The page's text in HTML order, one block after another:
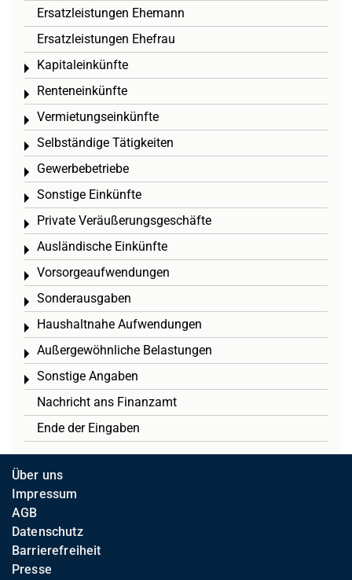
Ersatzleistungen Ehemann
Ersatzleistungen Ehefrau
Kapitaleinkünfte
Toggle menu
Renteneinkünfte
Toggle menu
Vermietungseinkünfte
Toggle menu
Selbständige Tätigkeiten
Toggle menu
Gewerbebetriebe
Toggle menu
Sonstige Einkünfte
Toggle menu
Private Veräußerungsgeschäfte
Toggle menu
Ausländische Einkünfte
Toggle menu
Vorsorgeaufwendungen
Toggle menu
Sonderausgaben
Toggle menu
Haushaltnahe Aufwendungen
Toggle menu
Außergewöhnliche Belastungen
Toggle menu
Sonstige Angaben
Toggle menu
Nachricht ans Finanzamt
Ende der Eingaben
Über uns
Impressum
AGB
Datenschutz
Barrierefreiheit
Presse